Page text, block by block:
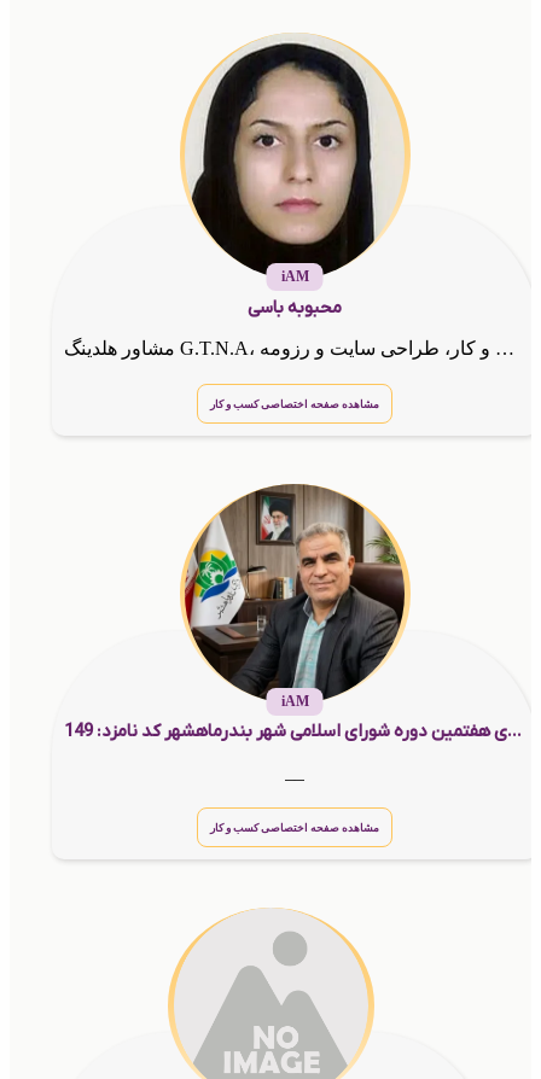
iAM
محبوبه باسی
مشاور هلدینگ G.T.N.A، کارآفرین و مشاور کسب و کار، طراحی سایت و رزومه
مشاهده صفحه اختصاصی کسب و کار
iAM
مهندس یوسف حیدری کاندیدای هفتمین دوره شورای اسلامی شهر بندرماهشهر کد نامزد: 149
مشاهده صفحه اختصاصی کسب و کار